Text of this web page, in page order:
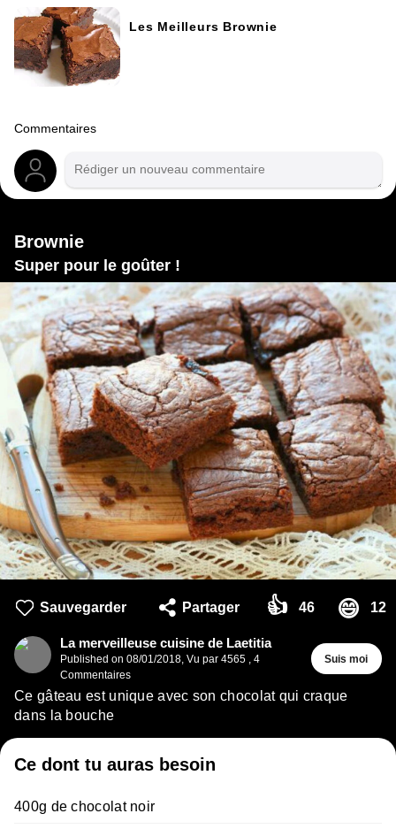
Les Meilleurs Brownie
Commentaires
Brownie
Super pour le goûter !
Sauvegarder Partager 👍 46 😄 12
La merveilleuse cuisine de Laetitia
Published on 08/01/2018, Vu par 4565 , 4
Commentaires
Suis moi
Ce gâteau est unique avec son chocolat qui craque
dans la bouche
Ce dont tu auras besoin
400g de chocolat noir